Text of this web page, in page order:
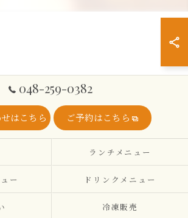
048-259-0382
はこちら ご予約はこちら
ランチメニュー
ー ドリンクメニュー
冷凍販売